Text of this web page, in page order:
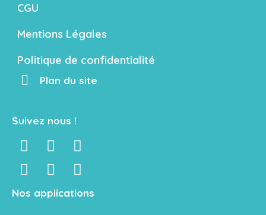
CGU
Mentions Légales
Politique de confidentialité
Plan du site
Suivez nous !
Nos applications